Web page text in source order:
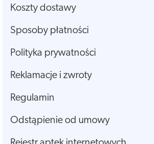
Koszty dostawy
Sposoby płatności
Polityka prywatności
Reklamacje i zwroty
Regulamin
Odstąpienie od umowy